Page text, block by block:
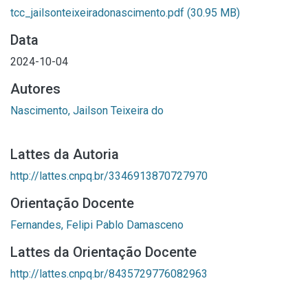
tcc_jailsonteixeiradonascimento.pdf (30.95 MB)
Data
2024-10-04
Autores
Nascimento, Jailson Teixeira do
Lattes da Autoria
http://lattes.cnpq.br/3346913870727970
Orientação Docente
Fernandes, Felipi Pablo Damasceno
Lattes da Orientação Docente
http://lattes.cnpq.br/8435729776082963